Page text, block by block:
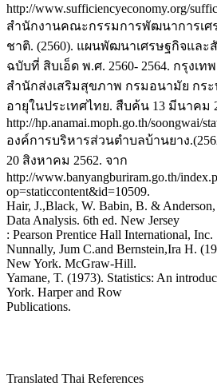
http://www.sufficiencyeconomy.org/
สำนักงานคณะกรรมการพัฒนาการเศ
ชาติ. (2560). แผนพัฒนาเศรษฐกิจและ
ฉบับที่ สิบเอ็ด พ.ศ. 2560- 2564. กรุงเ
สำนักส่งเสริมสุขภาพ กรมอนามัย กร
อายุในประเทศไทย. สืบค้น 13 มีนาคม
http://hp.anamai.moph.go.th/soongwai/
องค์การบริหารส่วนตำบลบ้านยาง
20 สิงหาคม 2562. จาก
http://www.banyangburiram.go.th/
op=staticcontent&id=10509.
Hair, J.,Black, W. Babin, B. &
Data Analysis. 6th ed. New Jersey
: Pearson Prentice Hall International, Inc.
Nunnally, Jum C.and Bernstein,Ira H.
New York. McGraw-Hill.
Yamane, T. (1973). Statistics: An
York. Harper and Row
Publications.
Translated Thai References